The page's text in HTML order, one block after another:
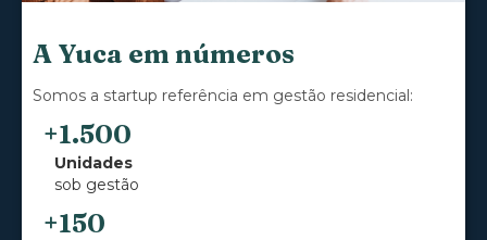
A Yuca em números
Somos a startup referência em gestão residencial:
+1.500
Unidades
sob gestão
+150